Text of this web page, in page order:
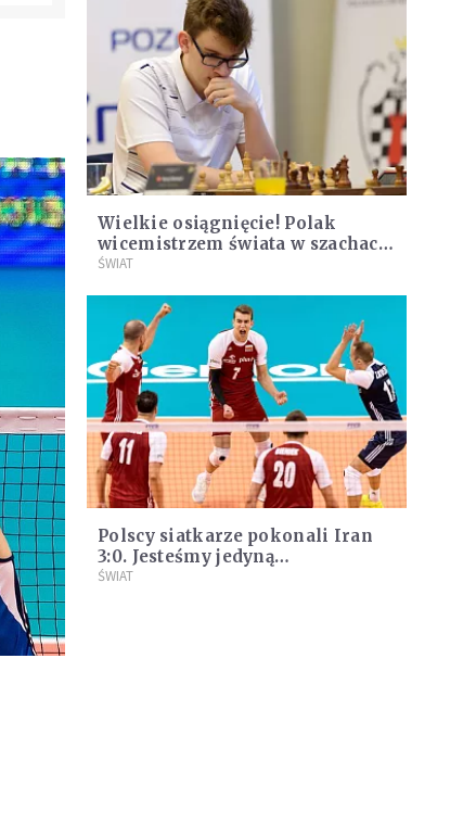
Wielkie osiągnięcie! Polak
wicemistrzem świata w szachach
błyskawicznych
ŚWIAT
Polscy siatkarze pokonali Iran
3:0. Jesteśmy jedyną
niepokonaną drużyną w grupie
ŚWIAT